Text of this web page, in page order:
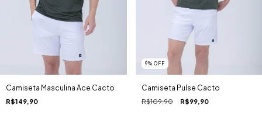
Camiseta Masculina Ace Cacto
R$149,90
9% OFF
Camiseta Pulse Cacto
R$109,90 R$99,90